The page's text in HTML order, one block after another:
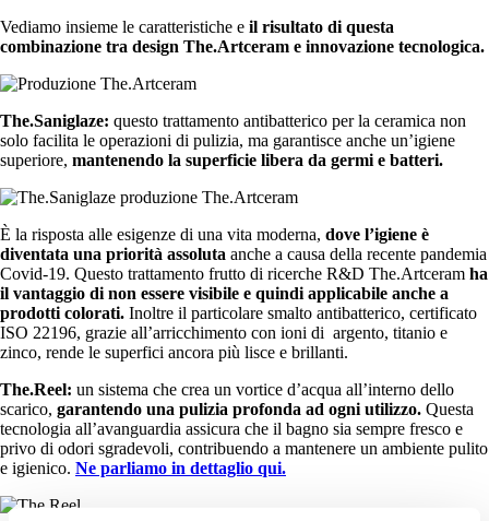
Vediamo insieme le caratteristiche e il risultato di questa
combinazione tra design The.Artceram e innovazione tecnologica.
The.Saniglaze: questo trattamento antibatterico per la ceramica non
solo facilita le operazioni di pulizia, ma garantisce anche un’igiene
superiore, mantenendo la superficie libera da germi e batteri.
È la risposta alle esigenze di una vita moderna, dove l’igiene è
diventata una priorità assoluta anche a causa della recente pandemia
Covid-19. Questo trattamento frutto di ricerche R&D The.Artceram ha
il vantaggio di non essere visibile e quindi applicabile anche a
prodotti colorati. Inoltre il particolare smalto antibatterico, certificato
ISO 22196, grazie all’arricchimento con ioni di argento, titanio e
zinco, rende le superfici ancora più lisce e brillanti.
The.Reel: un sistema che crea un vortice d’acqua all’interno dello
scarico, garantendo una pulizia profonda ad ogni utilizzo. Questa
tecnologia all’avanguardia assicura che il bagno sia sempre fresco e
privo di odori sgradevoli, contribuendo a mantenere un ambiente pulito
e igienico. Ne parliamo in dettaglio qui.